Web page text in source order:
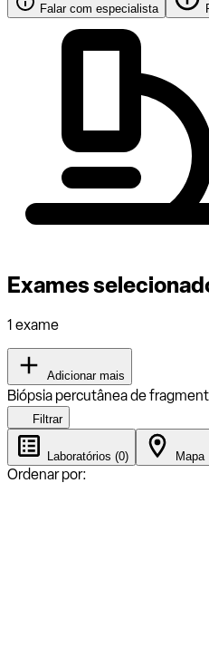
Falar com especialista
Exames
1 exame
Adicionar mais
Biópsia percutânea de
Filtrar
Laboratórios (0) Mapa
Ordenar por: